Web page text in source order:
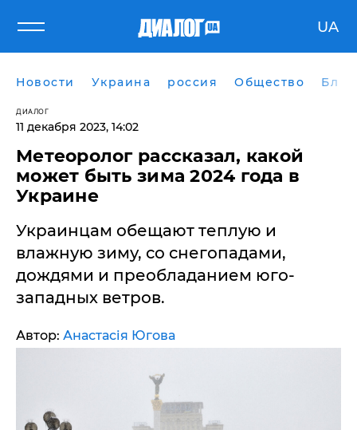
UA
Новости Украина россия Общество
ДИАЛОГ
11 декабря 2023, 14:02
Метеоролог рассказал, какой
может быть зима 2024 года в
Украине
​Украинцам обещают теплую и
влажную зиму, со снегопадами,
дождями и преобладанием юго-
западных ветров.
Автор: Анастасія Югова